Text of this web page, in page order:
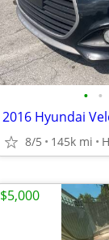
• •
2016 Hyundai
8/5 145k mi
$5,000